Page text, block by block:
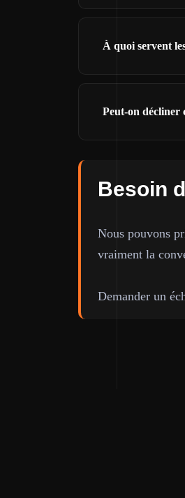
À quoi servent
Peut-on décliner
Besoin
Nous pouvons
vraiment la
Demander un